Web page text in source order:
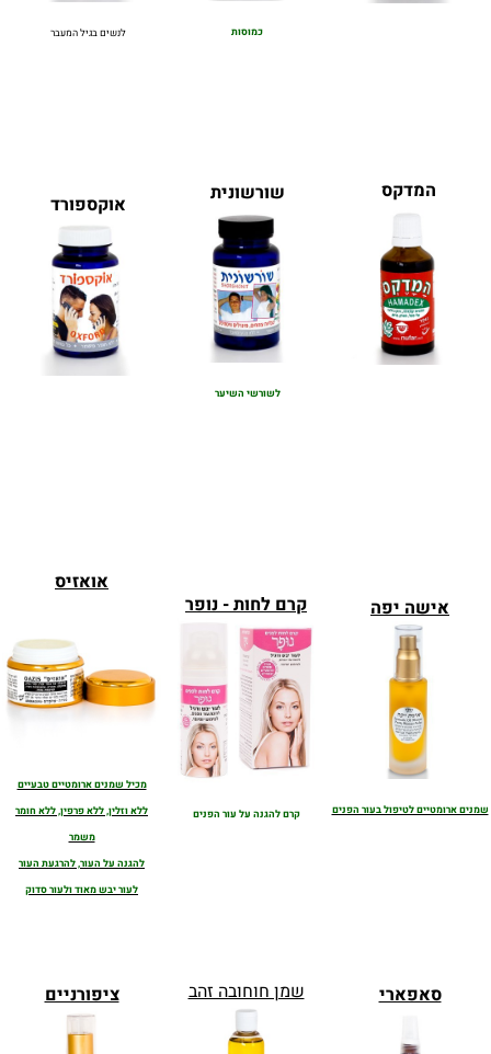
כמוסות לנשים בגיל המעבר
המדקס שורשונית
לשורשי השיער
אוקספורד
אישה יפה
שמנים ארומטיים לטיפול בעור הפנים
קרם לחות- נופר
קרם להגנה על עור הפנים
אואזיס
מכיל שמנים ארומטיים טבעיים
ללא וזלין, ללא פרפין, ללא חומר
משמר
להגנה על העור, להרגעת העור
לעור יבש מאוד ולעור סדוק
סאפארי שמן חוחובה זהב ציפורניים